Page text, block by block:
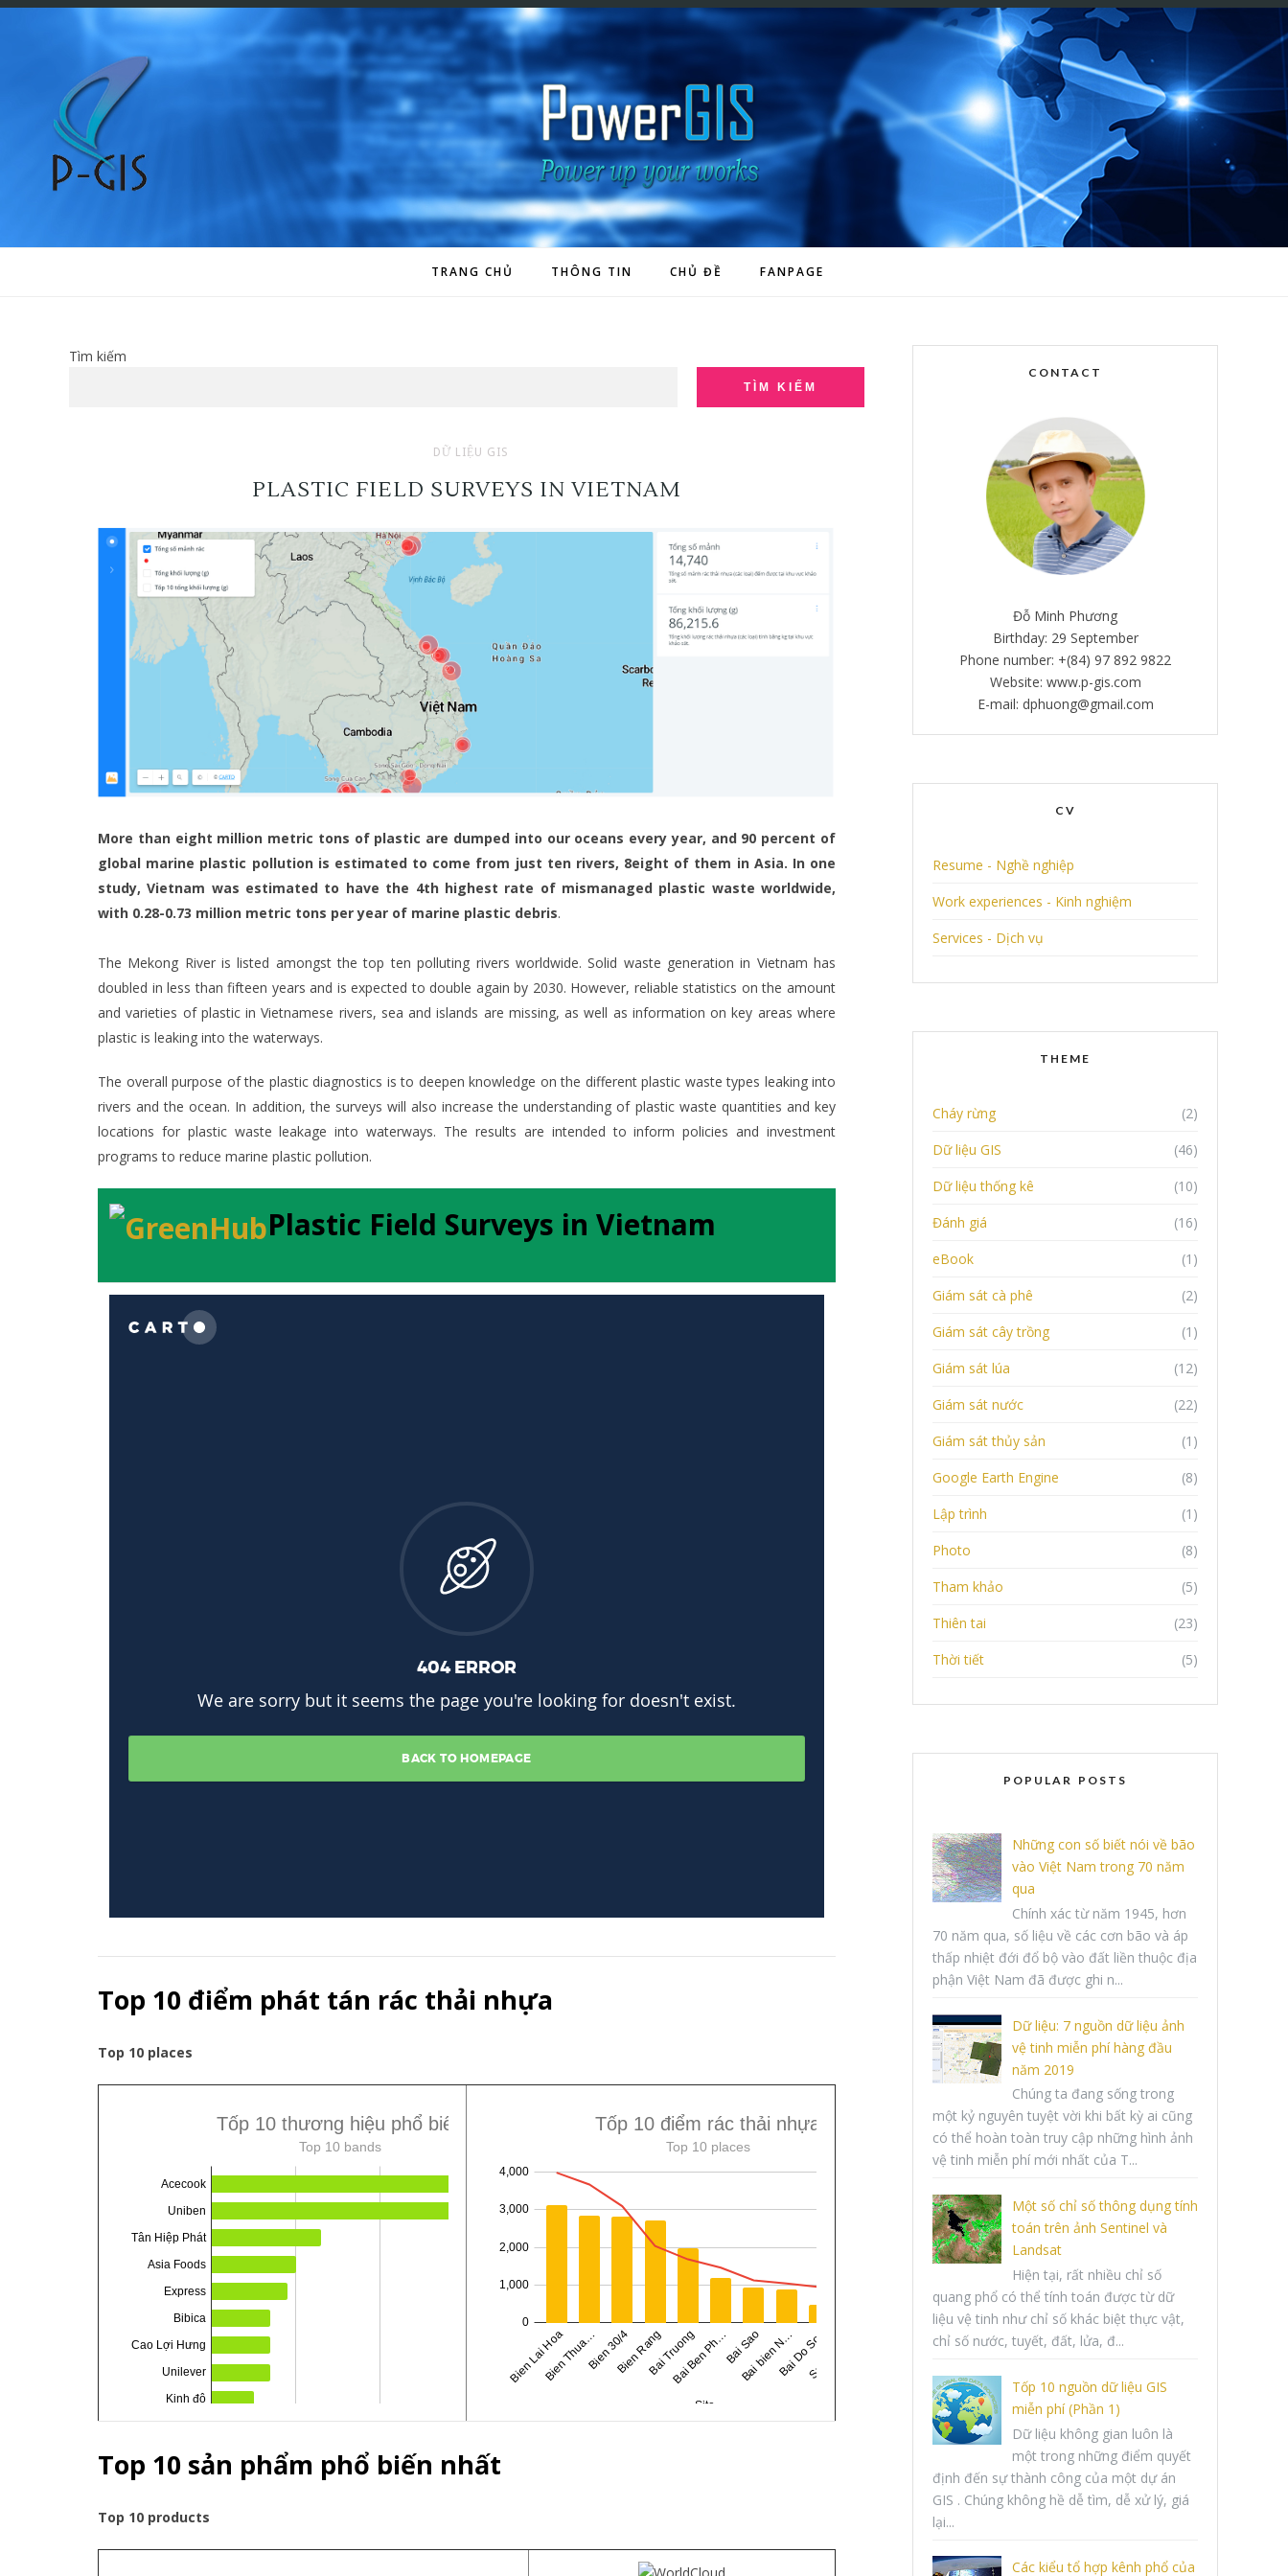
TRANG CHỦ THÔNG TIN CHỦ ĐỀ FANPAGE
Tìm kiếm
DỮ LIỆU GIS
PLASTIC FIELD SURVEYS IN VIETNAM
More than eight million metric tons of plastic are dumped into our oceans every year, and 90 percent of
global marine plastic pollution is estimated to come from just ten rivers, 8eight of them in Asia. In one
study, Vietnam was estimated to have the 4th highest rate of mismanaged plastic waste worldwide,
with 0.28-0.73 million metric tons per year of marine plastic debris.
The Mekong River is listed amongst the top ten polluting rivers worldwide. Solid waste generation in Vietnam has
doubled in less than fifteen years and is expected to double again by 2030. However, reliable statistics on the amount
and varieties of plastic in Vietnamese rivers, sea and islands are missing, as well as information on key areas where
plastic is leaking into the waterways.
The overall purpose of the plastic diagnostics is to deepen knowledge on the different plastic waste types leaking into
rivers and the ocean. In addition, the surveys will also increase the understanding of plastic waste quantities and key
locations for plastic waste leakage into waterways. The results are intended to inform policies and investment
programs to reduce marine plastic pollution.
Plastic Field Surveys in Vietnam
Top 10 điểm phát tán rác thải nhựa
Top 10 places
Top 10 sản phẩm phổ biến nhất
Top 10 products
CONTACT
Đỗ Minh Phương
Birthday: 29 September
Phone number: +(84) 97 892 9822
Website: www.p-gis.com
E-mail: dphuong@gmail.com
CV
Resume - Nghề nghiệp
Work experiences - Kinh nghiệm
Services - Dịch vụ
THEME
Cháy rừng
(2)
Dữ liệu GIS
(46)
Dữ liệu thống kê
(10)
Đánh giá
(16)
eBook
(1)
Giám sát cà phê
(2)
Giám sát cây trồng
(1)
Giám sát lúa
(12)
Giám sát nước
(22)
Giám sát thủy sản
(1)
Google Earth Engine
(8)
Lập trình
(1)
Photo
(8)
Tham khảo
(5)
Thiên tai
(23)
Thời tiết
(5)
POPULAR POSTS
Những con số biết nói về bão
vào Việt Nam trong 70 năm
qua
Chính xác từ năm 1945, hơn
70 năm qua, số liệu về các cơn bão và áp
thấp nhiệt đới đổ bộ vào đất liền thuộc địa
phận Việt Nam đã được ghi n...
Dữ liệu: 7 nguồn dữ liệu ảnh
vệ tinh miễn phí hàng đầu
năm 2019
Chúng ta đang sống trong
một kỷ nguyên tuyệt vời khi bất kỳ ai cũng
có thể hoàn toàn truy cập những hình ảnh
vệ tinh miễn phí mới nhất của T...
Một số chỉ số thông dụng tính
toán trên ảnh Sentinel và
Landsat
Hiện tại, rất nhiều chỉ số
quang phổ có thể tính toán được từ dữ
liệu vệ tinh như chỉ số khác biệt thực vật,
chỉ số nước, tuyết, đất, lửa, đ...
Tốp 10 nguồn dữ liệu GIS
miễn phí (Phần 1)
Dữ liệu không gian luôn là
một trong những điểm quyết
định đến sự thành công của một dự án
GIS . Chúng không hề dễ tìm, dễ xử lý, giá
lại...
Các kiểu tổ hợp kênh phổ của